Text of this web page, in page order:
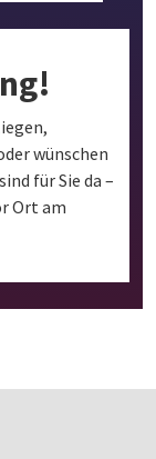
wünschen
für Sie da –
Ort am